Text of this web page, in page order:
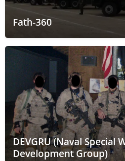
Fath-360
DEVGRU (Naval Special
Development Group)